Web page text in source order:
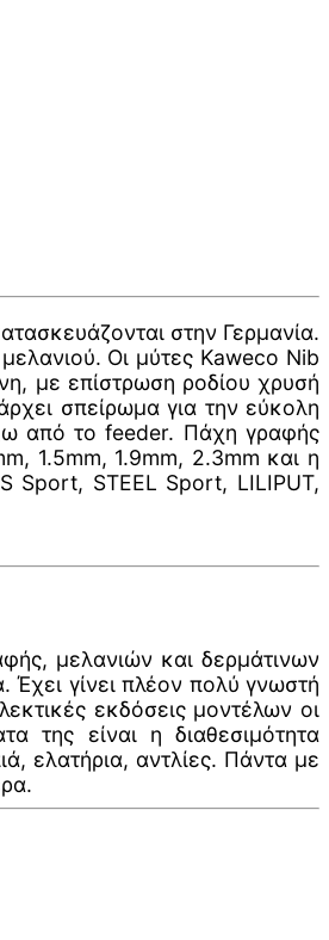
στην Γερμανία.
Οι μύτες Kaweco Nib
με επίστρωση ροδίου χρυσή
σπείρωμα για την εύκολη
από το feeder. Πάχη γραφής
1.5mm, 1.9mm, 2.3mm και η
Sport, STEEL Sport, LILIPUT,
μελανιών και δερμάτινων
Έχει γίνει πλέον πολύ γνωστή
εκδόσεις μοντέλων οι
της είναι η διαθεσιμότητα
ελατήρια, αντλίες. Πάντα με